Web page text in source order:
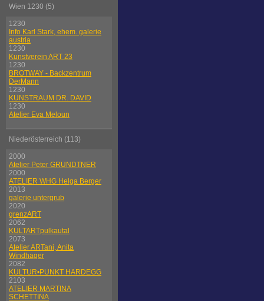
Wien 1230 (5)
1230
Info Karl Stark, ehem. galerie
austria
1230
Kunstverein ART 23
1230
BROTWAY - Backzentrum
DerMann
1230
KUNSTRAUM DR. DAVID
1230
Atelier Eva Meloun
Niederösterreich (113)
2000
Atelier Peter GRUNDTNER
2000
ATELIER WHG Helga Berger
2013
galerie untergrub
2020
grenzART
2062
KULTARTpulkautal
2073
Atelier ARTani, Anita
Windhager
2082
KULTUR•PUNKT HARDEGG
2103
ATELIER MARTINA
SCHETTINA